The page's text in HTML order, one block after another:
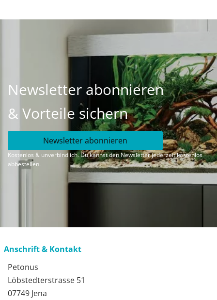
Newsletter abonnieren
& Vorteile sichern
Newsletter abonnieren
Kostenlos & unverbindlich. Du kannst den Newsletter jederzeit kostenlos
abbestellen.
Anschrift & Kontakt
Petonus
Löbstedterstrasse 51
07749 Jena